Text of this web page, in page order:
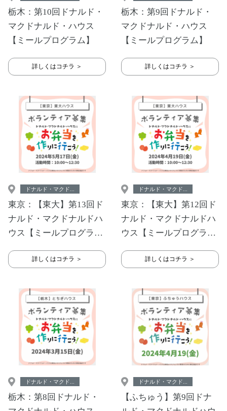
栃木：第10回ドナルド・
マクドナルド・ハウス
【ミールプログラム】
詳しくはコチラ ＞
栃木：第9回ドナルド・
マクドナルド・ハウス
【ミールプログラム】
詳しくはコチラ ＞
ドナルド・マクド...
東京：【東大】第13回ド
ナルド・マクドナルドハ
ウス【ミールプログラ
詳しくはコチラ ＞
ドナルド・マクド...
東京：【東大】第12回ド
ナルド・マクドナルドハ
ウス【ミールプログラ
詳しくはコチラ ＞
ドナルド・マクド...
栃木：第8回ドナルド・
ドナルド・マクド...
【ふちゅう】第9回ドナ